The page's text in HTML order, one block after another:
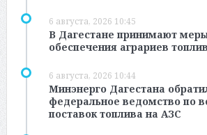
6 августа, 2026 10:45
В Дагестане принимают
обеспечения аграриев
6 августа, 2026 10:44
Минэнерго Дагестана
федеральное ведомство по
поставок топлива на АЗС